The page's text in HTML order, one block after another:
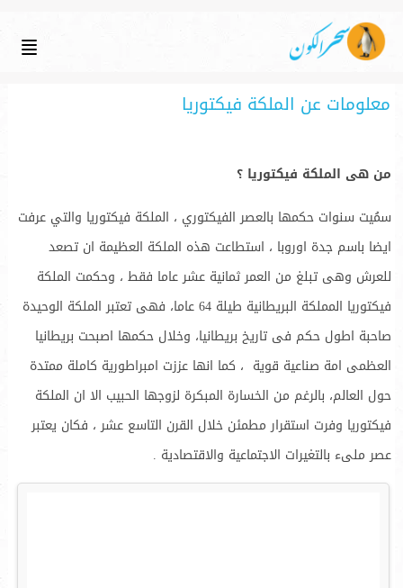
معلومات عن الملكة فيكتوريا
من هى الملكة فيكتوريا ؟
سمُيت سنوات حكمها بالعصر الفيكتوري ، الملكة فيكتوريا والتي عرفت
ايضا باسم جدة اوروبا ، استطاعت هذه الملكة العظيمة ان تصعد
للعرش وهى تبلغ من العمر ثمانية عشر عاما فقط ، وحكمت الملكة
فيكتوريا المملكة البريطانية طيلة 64 عاما، فهى تعتبر الملكة الوحيدة
صاحبة اطول حكم فى تاريخ بريطانيا، وخلال حكمها اصبحت بريطانيا
العظمى امة صناعية قوية ، كما انها عززت امبراطورية كاملة ممتدة
حول العالم، بالرغم من الخسارة المبكرة لزوجها الحبيب الا ان الملكة
فيكتوريا وفرت استقرار مطمئن خلال القرن التاسع عشر ، فكان يعتبر
عصر ملىء بالتغيرات الاجتماعية والاقتصادية .